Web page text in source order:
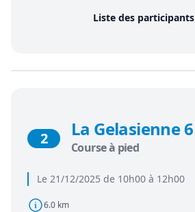
Liste des participants
Le 21/12/2025 de 10h00 à 12h00
6.0 km
2 La Gelasienne
Course à pied